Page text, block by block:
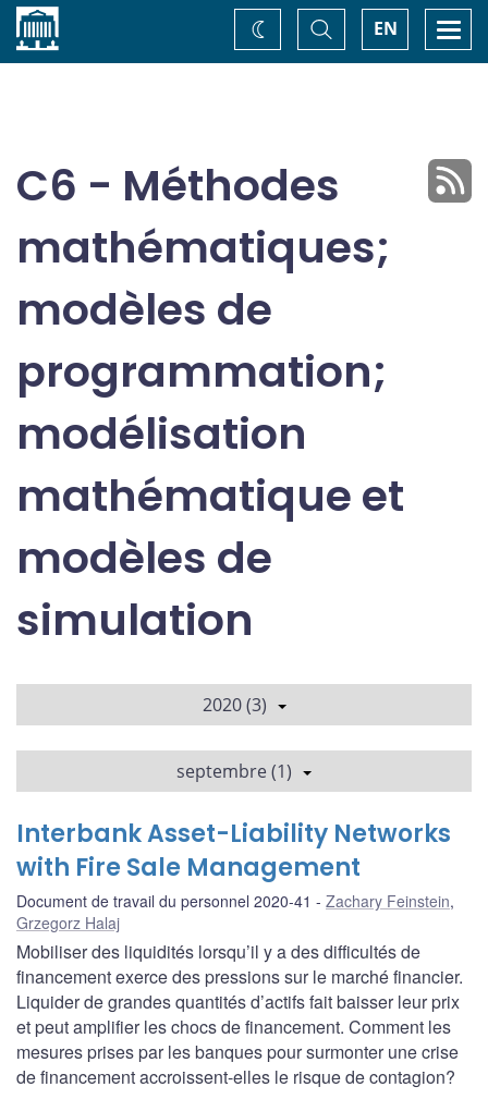
Accueil EN
Basculer
la
recherche
Changez
de
C6 - Méthodes
mathématiques;
modèles de
programmation;
modélisation
mathématique et
modèles de
simulation
2020 (3)
septembre (1)
Interbank Asset-Liability Networks
with Fire Sale Management
Document de travail du personnel 2020-41 Zachary Feinstein,
Grzegorz Halaj
Mobiliser des liquidités lorsqu’il y a des difficultés de
financement exerce des pressions sur le marché financier.
Liquider de grandes quantités d’actifs fait baisser leur prix
et peut amplifier les chocs de financement. Comment les
mesures prises par les banques pour surmonter une crise
de financement accroissent-elles le risque de contagion?